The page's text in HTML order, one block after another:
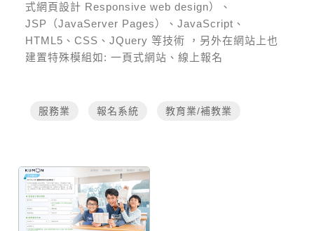
式網頁設計 Responsive web design）、
JSP（JavaServer Pages）、JavaScript、
HTML5、CSS、JQuery 等技術
，另外在網站上也
建置特殊模組如:一頁式網站、線上報名
服務業 報名系統 教育業/補教業